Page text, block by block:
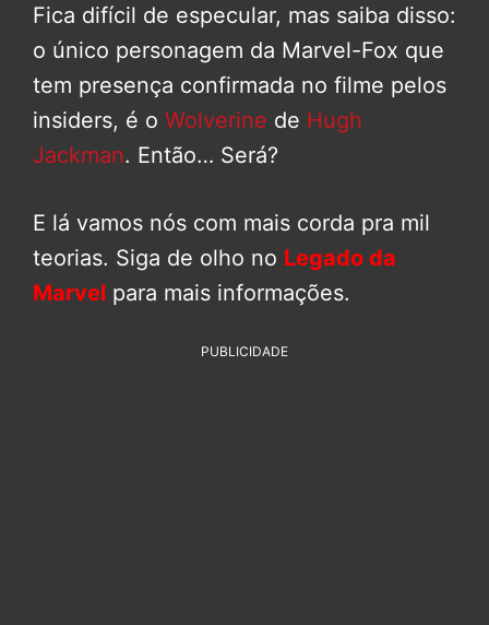
Fica difícil de especular, mas saiba disso:
o único personagem da Marvel-Fox que
tem presença confirmada no filme pelos
insiders, é o Wolverine de Hugh
Jackman. Então… Será?
E lá vamos nós com mais corda pra mil
teorias. Siga de olho no Legado da
Marvel para mais informações.
PUBLICIDADE